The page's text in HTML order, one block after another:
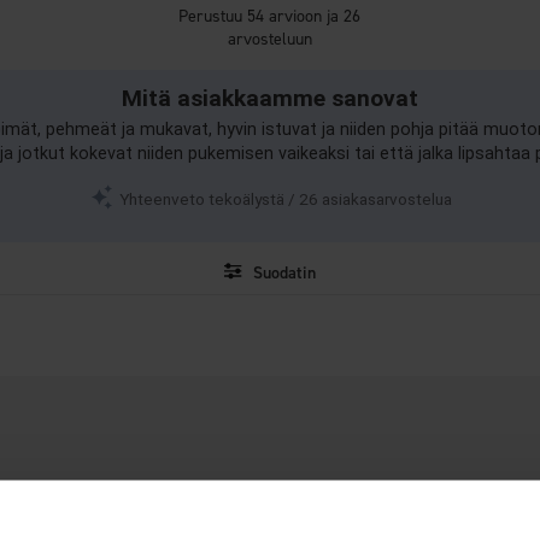
5:sta
Perustuu 54 arvioon ja 26
arvosteluun
Mitä asiakkaamme sanovat
pehmeät ja mukavat, hyvin istuvat ja niiden pohja pitää
jotkut kokevat niiden pukemisen vaikeaksi tai että jalka
Yhteenveto tekoälystä / 26 asiakasarvostelua
Suodatin